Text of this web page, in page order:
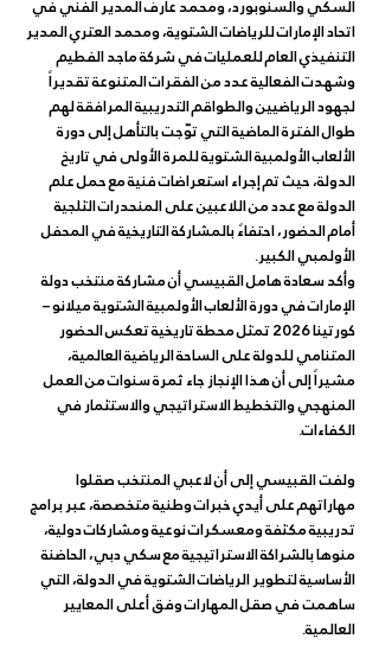
السكي والسنوبورد، ومحمد عارف المدير الفني في
اتحاد الإمارات للرياضات الشتوية، ومحمد العتري المدير
التنفيذي العام للعمليات في شركة ماجد الفطيم
وشهدت الفعالية عدد من الفقرات المتنوعة تقديراً
لجهود الرياضيين والطواقم التدريبية المرافقة لهم
طوال الفترة الماضية التي توّجت بالتأهل إلى دورة
الألعاب الأولمبية الشتوية للمرة الأولى في تاريخ
الدولة، حيث تم إجراء استعراضات فنية مع حمل علم
الدولة مع عدد من اللاعبين على المنحدرات الثلجية
أمام الحضور، احتفاءً بالمشاركة التاريخية في المحفل
الأولمبي الكبير.
وأكد سعادة هامل القبيسي أن مشاركة منتخب دولة
الإمارات في دورة الألعاب الأولمبية الشتوية ميلانو –
كورتينا 2026 تمثل محطة تاريخية تعكس الحضور
المتنامي للدولة على الساحة الرياضية العالمية،
مشيراً إلى أن هذا الإنجاز جاء ثمرة سنوات من العمل
المنهجي والتخطيط الاستراتيجي والاستثمار في
الكفاءات.
ولفت القبيسي إلى أن لاعبي المنتخب صقلوا
مهاراتهم على أيدي خبرات وطنية متخصصة، عبر برامج
تدريبية مكثفة ومعسكرات نوعية ومشاركات دولية،
منوها بالشراكة الاستراتيجية مع سكي دبي، الحاضنة
الأساسية لتطوير الرياضات الشتوية في الدولة، التي
ساهمت في صقل المهارات وفق أعلى المعايير
العالمية.